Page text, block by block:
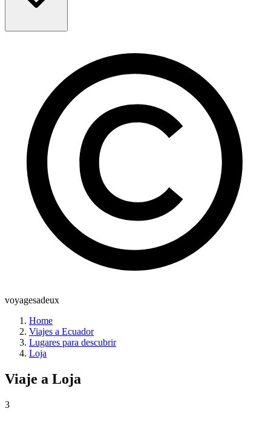
voyagesadeux
Home
Viajes a Ecuador
Lugares para descubrir
Loja
Viaje a Loja
3